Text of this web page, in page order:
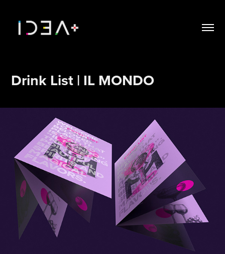
Drink List | IL MONDO